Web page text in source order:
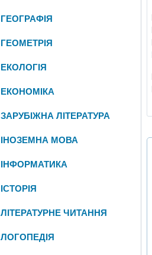
ГЕОГРАФІЯ
ГЕОМЕТРІЯ
ЕКОЛОГІЯ
ЕКОНОМІКА
ЗАРУБІЖНА ЛІТЕРАТУРА
ІНОЗЕМНА МОВА
ІНФОРМАТИКА
ІСТОРІЯ
ЛІТЕРАТУРНЕ ЧИТАННЯ
ЛОГОПЕДІЯ